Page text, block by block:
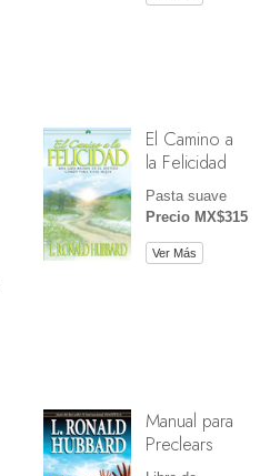
El Camino a
la Felicidad
Pasta suave
Precio MX$315
Ver Más
Manual para
Preclears